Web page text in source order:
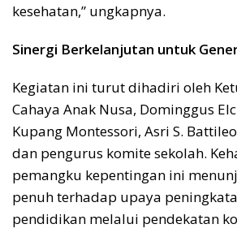
kesehatan,” ungkapnya.
Sinergi Berkelanjutan untuk
Kegiatan ini turut dihadiri oleh
Cahaya Anak Nusa, Dominggus
Kupang Montessori, Asri S.
dan pengurus komite sekolah.
pemangku kepentingan ini
penuh terhadap upaya
pendidikan melalui pendekatan